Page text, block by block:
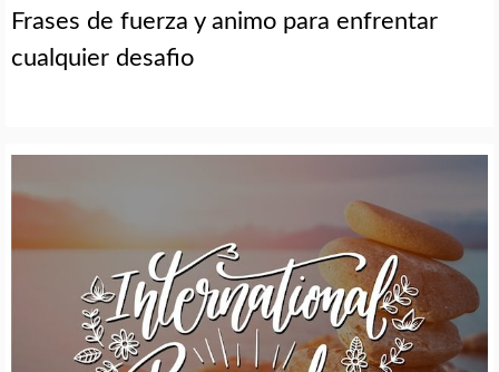
Frases de fuerza y animo para enfrentar
cualquier desafio